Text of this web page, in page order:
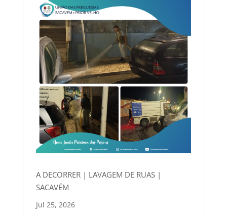
A DECORRER | LAVAGEM DE RUAS |
SACAVÉM
Jul 25, 2026